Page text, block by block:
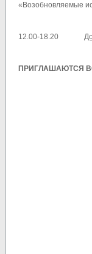
«Возобновляемые
12.00-18.20
ПРИГЛАШАЮТСЯ